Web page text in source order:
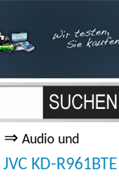
⇒ Audio und
JVC KD-R961BTE